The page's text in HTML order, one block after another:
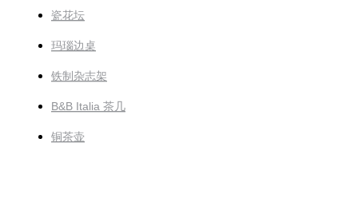
瓷花坛
玛瑙边桌
铁制杂志架
B&B Italia 茶几
铜茶壶